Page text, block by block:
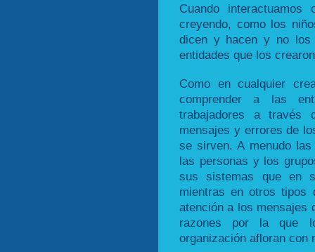
Cuando
creyendo, como los
dicen y hacen y no los
entidades que los
Como en cualquier
comprender a las
trabajadores a través
mensajes y errores de
se sirven. A menudo
las personas y los
sus sistemas que en
mientras en otros tipos
atención a los mensajes
razones por la que
organización afloran con